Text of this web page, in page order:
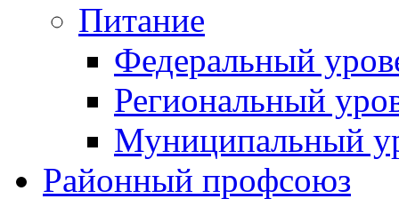
Питание
Федеральный
Региональный
Муниципальный
Районный профсоюз